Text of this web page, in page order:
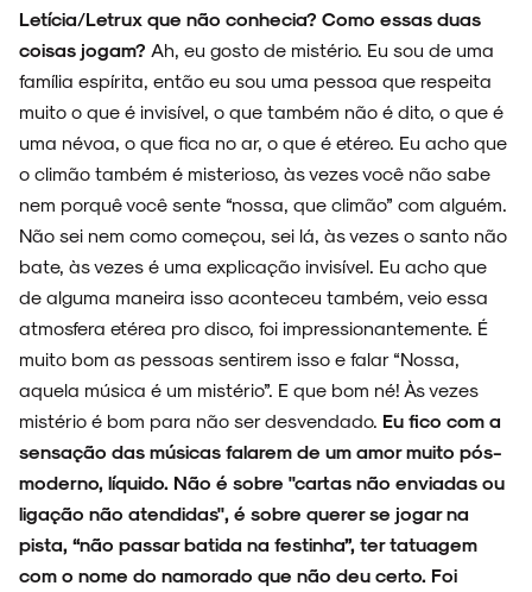
Letícia/Letrux que não conhecia? Como essas duas
coisas jogam? Ah, eu gosto de mistério. Eu sou de uma
família espírita, então eu sou uma pessoa que respeita
muito o que é invisível, o que também não é dito, o que é
uma névoa, o que fica no ar, o que é etéreo. Eu acho que
o climão também é misterioso, às vezes você não sabe
nem porquê você sente “nossa, que climão” com alguém.
Não sei nem como começou, sei lá, às vezes o santo não
bate, às vezes é uma explicação invisível. Eu acho que
de alguma maneira isso aconteceu também, veio essa
atmosfera etérea pro disco, foi impressionantemente. É
muito bom as pessoas sentirem isso e falar “Nossa,
aquela música é um mistério”. E que bom né! Às vezes
mistério é bom para não ser desvendado. Eu fico com a
sensação das músicas falarem de um amor muito pós-
moderno, líquido. Não é sobre "cartas não enviadas ou
ligação não atendidas", é sobre querer se jogar na
pista, “não passar batida na festinha”, ter tatuagem
com o nome do namorado que não deu certo. Foi